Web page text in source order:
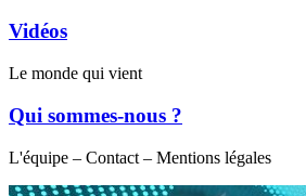
Vidéos
Le monde qui vient
Qui sommes-nous ?
L'équipe – Contact – Mentions légales